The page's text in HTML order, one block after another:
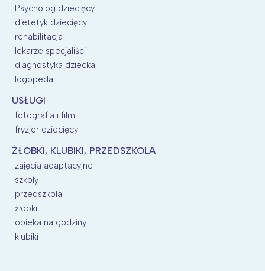
Psycholog dziecięcy
dietetyk dziecięcy
rehabilitacja
lekarze specjaliści
diagnostyka dziecka
logopeda
USŁUGI
fotografia i film
fryzjer dziecięcy
ŻŁOBKI, KLUBIKI, PRZEDSZKOLA
zajęcia adaptacyjne
szkoły
przedszkola
żłobki
opieka na godziny
klubiki